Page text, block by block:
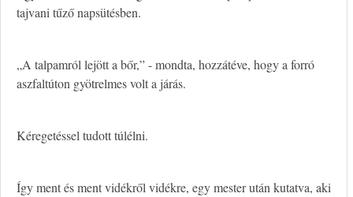
tajvani tűző napsütésben.
„A talpamról lejött a bőr,” - mondta, hozzátéve, hogy a forró
aszfaltúton gyötrelmes volt a járás.
Kéregetéssel tudott túlélni.
Így ment és ment vidékről vidékre, egy mester után kutatva, aki